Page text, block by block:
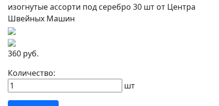
360 руб.
Количество:
шт